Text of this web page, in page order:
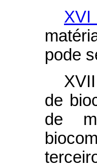
XVI
pode
de
de